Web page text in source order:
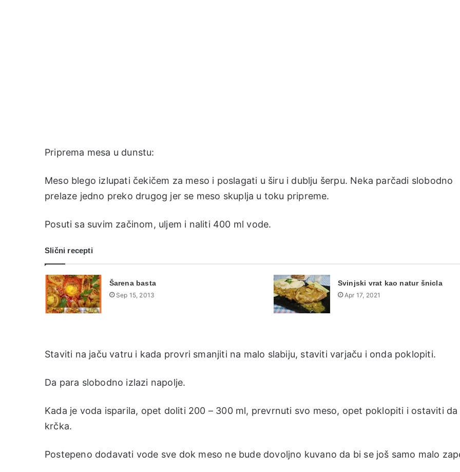
Priprema mesa u dunstu:
Meso blego izlupati čekičem za meso i poslagati u širu i dublju šerpu. Neka parčadi slobodno
prelaze jedno preko drugog jer se meso skuplja u toku pripreme.
Posuti sa suvim začinom, uljem i naliti 400 ml vode.
Slični recepti
Šarena basta
Sep 15, 2013
Svinjski vrat kao natur šnicla
Apr 17, 2021
Staviti na jaču vatru i kada provri smanjiti na malo slabiju, staviti varjaču i onda poklopiti.
Da para slobodno izlazi napolje.
Kada je voda isparila, opet doliti 200 – 300 ml, prevrnuti svo meso, opet poklopiti i ostaviti da
krčka.
Postepeno dodavati vode sve dok meso ne bude dovoljno kuvano da bi se još samo malo